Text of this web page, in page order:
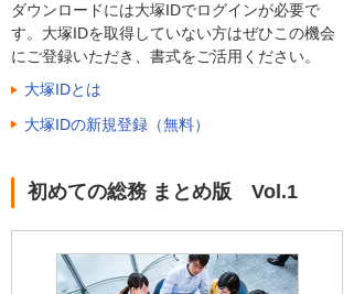
ダウンロードには大塚IDでログインが必要で
す。大塚IDを取得していない方はぜひこの機会
にご登録いただき、書式をご活用ください。
大塚IDとは
大塚IDの新規登録（無料）
初めての総務 まとめ版 Vol.1